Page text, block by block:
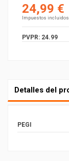
24,99 €
Impuestos incluidos
PVPR: 24.99
Detalles del
PEGI